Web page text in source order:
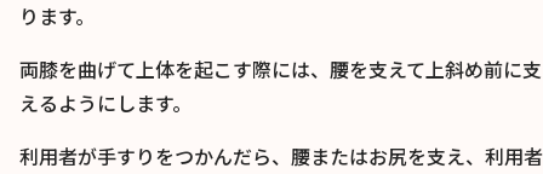
ります。
両膝を曲げて上体を起こす際には、腰を支えて上斜め前に支
えるようにします。
利用者が手すりをつかんだら、腰またはお尻を支え、利用者